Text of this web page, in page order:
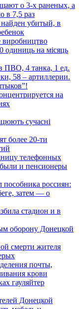
о 3-х раненых, а
в 7,5 раз
убитый, в
виробництво
одиниць на місяць
ПВО, 4 танка, 1 ед.
58 – артиллерии.
на
сучасні
более 20-ти
телефонных
и пенсионеры
россиян:
затем — о
стадион и в
оборону Донецкой
смерти жителя
почты,
крови
гауляйтер
Донецкой